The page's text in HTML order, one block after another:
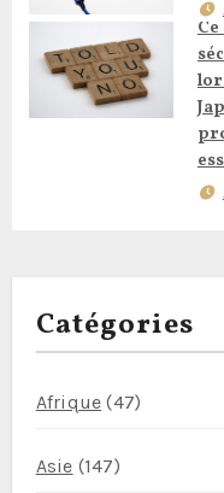
’
a
l
e
Catégories
Afrique (47)
Asie (147)